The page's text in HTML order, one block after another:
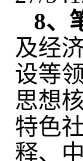
8、
及经
设等
思想
特色
释、